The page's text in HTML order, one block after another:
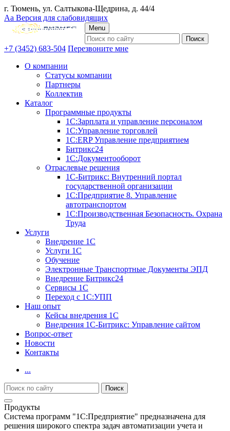
г. Тюмень, ул. Салтыкова-Щедрина, д. 44/4
Аа Версия для слабовидящих
Menu
+7 (3452) 683-504 Перезвоните мне
О компании
Статусы компании
Партнеры
Коллектив
Каталог
Программные продукты
1С:Зарплата и управление персоналом
1С:Управление торговлей
1С:ERP Управление предприятием
Битрикс24
1С:Документооборот
Отраслевые решения
1С-Битрикс: Внутренний портал
государственной организации
1С:Предприятие 8. Управление
автотранспортом
1С:Производственная Безопасность. Охрана
Труда
Услуги
Внедрение 1С
Услуги 1С
Обучение
Электронные Транспортные Документы ЭПД
Внедрение Битрикс24
Сервисы 1С
Переход с 1С:УПП
Наш опыт
Кейсы внедрения 1С
Внедрения 1С-Битрикс: Управление сайтом
Вопрос-ответ
Новости
Контакты
...
Продукты
Система программ "1С:Предприятие" предназначена для
решения широкого спектра задач автоматизации учета и